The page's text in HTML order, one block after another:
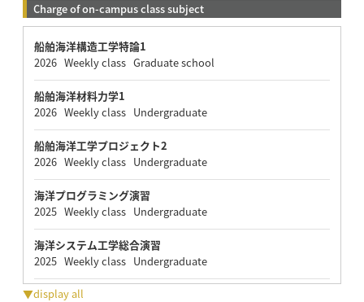
Charge of on-campus class subject
船舶海洋構造工学特論1
2026 Weekly class Graduate school
船舶海洋材料力学1
2026 Weekly class Undergraduate
船舶海洋工学プロジェクト2
2026 Weekly class Undergraduate
海洋プログラミング演習
2025 Weekly class Undergraduate
海洋システム工学総合演習
2025 Weekly class Undergraduate
▼display all